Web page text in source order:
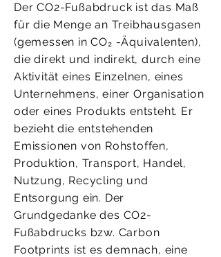
Der CO2-Fußabdruck ist das Maß
für die Menge an Treibhausgasen
(gemessen in CO₂ -Äquivalenten),
die direkt und indirekt, durch eine
Aktivität eines Einzelnen, eines
Unternehmens, einer Organisation
oder eines Produkts entsteht. Er
bezieht die entstehenden
Emissionen von Rohstoffen,
Produktion, Transport, Handel,
Nutzung, Recycling und
Entsorgung ein. Der
Grundgedanke des CO2-
Fußabdrucks bzw. Carbon
Footprints ist es demnach, eine